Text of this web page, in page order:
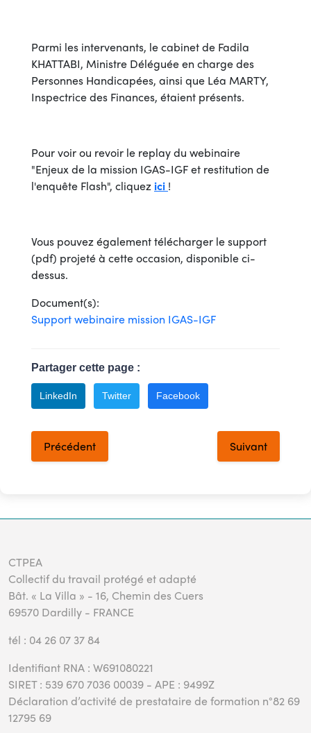
Parmi les intervenants, le cabinet de Fadila
KHATTABI, Ministre Déléguée en charge des
Personnes Handicapées, ainsi que Léa MARTY,
Inspectrice des Finances, étaient présents.
Pour voir ou revoir le replay du webinaire
"Enjeux de la mission IGAS-IGF et restitution de
l'enquête Flash", cliquez ici !
Vous pouvez également télécharger le support
(pdf) projeté à cette occasion, disponible ci-
dessus.
Document(s):
Support webinaire mission IGAS-IGF
Partager cette page :
LinkedIn Twitter Facebook
Précédent Suivant
CTPEA
Collectif du travail protégé et adapté
Bât. « La Villa » - 16, Chemin des Cuers
69570 Dardilly - FRANCE
tél : 04 26 07 37 84
Identifiant RNA : W691080221
SIRET : 539 670 7036 00039 - APE : 9499Z
Déclaration d’activité de prestataire de formation n°82 69
12795 69